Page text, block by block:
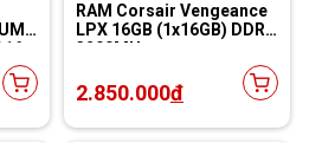
RAM Corsair Vengeance
LPX 16GB (1x16GB) DDR4
3200MHz
2.850.000đ